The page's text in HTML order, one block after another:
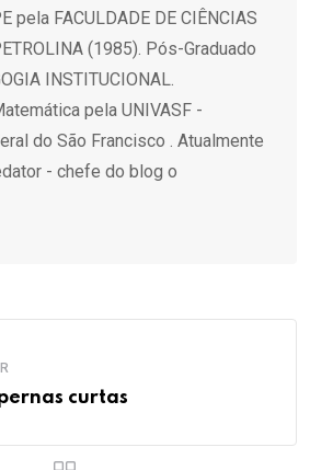
pela FACULDADE DE CIÊNCIAS
(1985). Pós-Graduado
INSTITUCIONAL.
pela UNIVASF -
do São Francisco . Atualmente
- chefe do blog o
curtas